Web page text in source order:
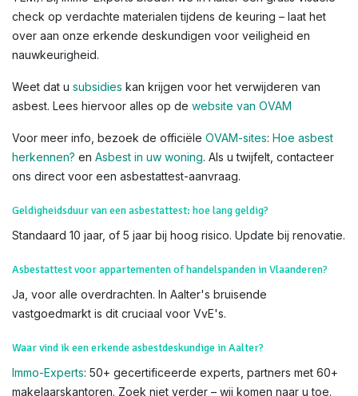
check op verdachte materialen tijdens de keuring – laat het
over aan onze erkende deskundigen voor veiligheid en
nauwkeurigheid.
Weet dat u subsidies kan krijgen voor het verwijderen van
asbest. Lees hiervoor alles op de website van OVAM
Voor meer info, bezoek de officiële OVAM-sites: Hoe asbest
herkennen? en Asbest in uw woning. Als u twijfelt, contacteer
ons direct voor een asbestattest-aanvraag.
Geldigheidsduur van een asbestattest: hoe lang geldig?
Standaard 10 jaar, of 5 jaar bij hoog risico. Update bij renovatie.
Asbestattest voor appartementen of handelspanden in Vlaanderen?
Ja, voor alle overdrachten. In Aalter's bruisende
vastgoedmarkt is dit cruciaal voor VvE's.
Waar vind ik een erkende asbestdeskundige in Aalter?
Immo-Experts: 50+ gecertificeerde experts, partners met 60+
makelaarskantoren. Zoek niet verder – wij komen naar u toe.